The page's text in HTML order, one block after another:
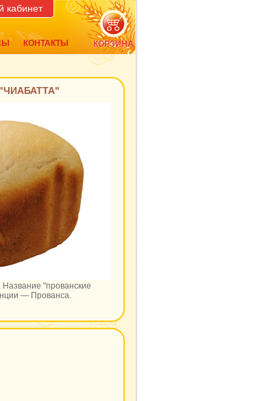
кабинет
КОНТАКТЫ КОРЗИНА
"прованские
— Прованса.